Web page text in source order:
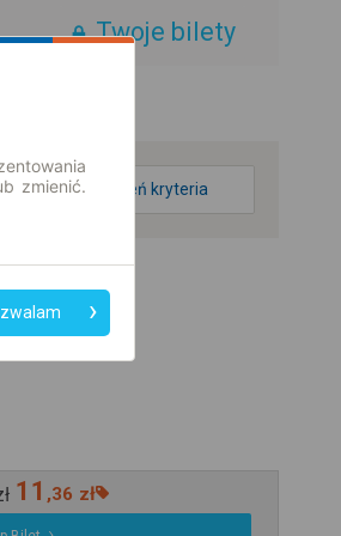
Twoje bilety
zmień kryteria
11 ,36 zł
zmienić.